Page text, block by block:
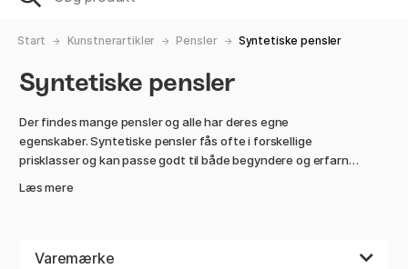
Start Kunstnerartikler Pensler Syntetiske pensler
Syntetiske pensler
Der findes mange pensler og alle har deres egne
egenskaber. Syntetiske pensler fås ofte i forskellige
prisklasser og kan passe godt til både begyndere og erfarne
godt, men kan også i mange tilfælde have en god sugeevne,
Læs mere
Varemærke